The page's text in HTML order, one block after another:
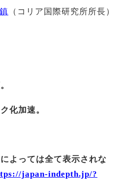
（コリア国際研究所所長）
化加速。
よっては全て表示されな
japan-indepth.jp/?